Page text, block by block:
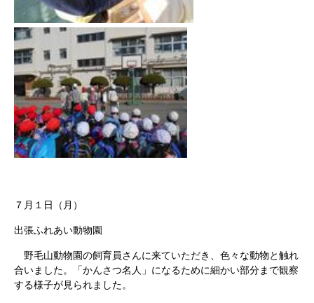
７月１日（月）
出張ふれあい動物園
野毛山動物園の飼育員さんに来ていただき、色々な動物と触れ
合いました。「かんさつ名人」になるために細かい部分まで観察
する様子が見られました。